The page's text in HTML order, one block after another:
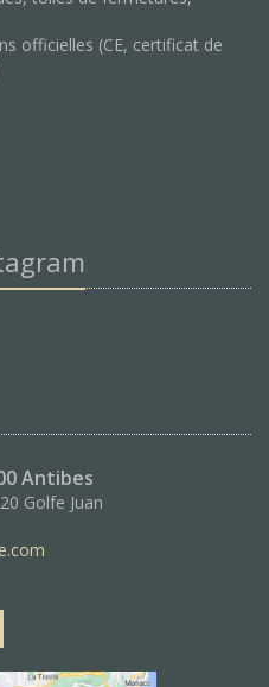
officielles (CE, certificat de
Antibes
Golfe Juan